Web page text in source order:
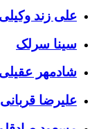
علی زند وکیلی
سینا سرلک
شادمهر عقیلی
علیرضا قربانی